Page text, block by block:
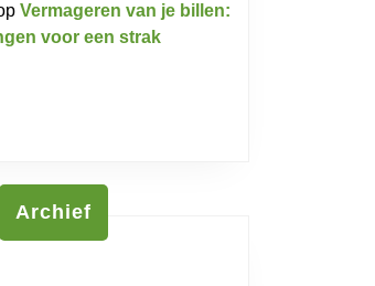
Vermageren van je billen:
voor een strak
Archief